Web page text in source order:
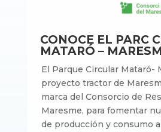
CONOCE EL PARC
MATARÓ –
El Parque Circular Mataró-
proyecto tractor de
marca del Consorcio de
Maresme, para fomentar
de producción y consumo